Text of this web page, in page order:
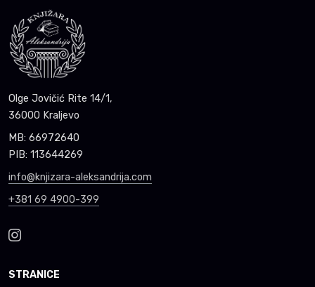
Olge Jovičić Rite 14/1,
36000 Kraljevo
MB: 66972640
PIB: 113644269
info@knjizara-aleksandrija.com
+381 69 4900-399
STRANICE